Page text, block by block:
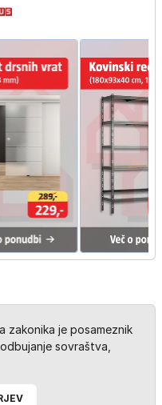
zakonika je posameznik
sovraštva,